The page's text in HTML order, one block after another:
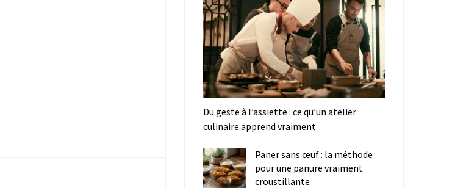
Du geste à l’assiette : ce qu’un atelier
culinaire apprend vraiment
Paner sans œuf : la méthode
pour une panure vraiment
croustillante